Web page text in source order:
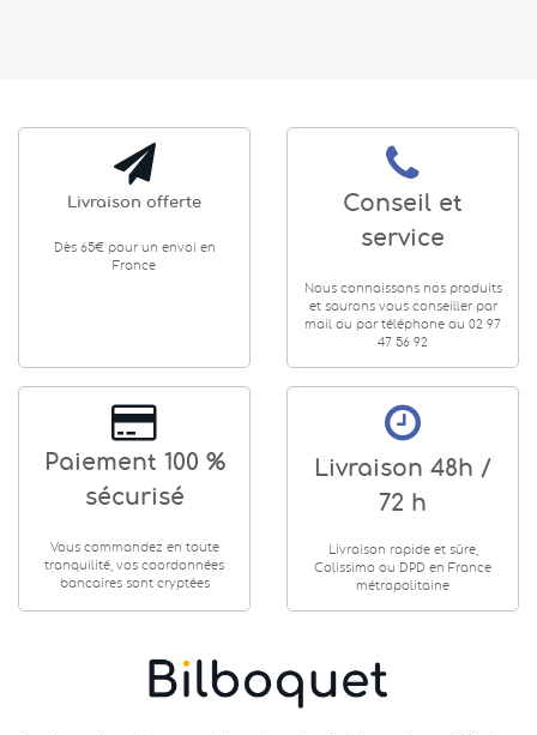
Livraison offerte
Dès 65€ pour un envoi en
France
Conseil et
service
Nous connaissons nos produits
et saurons vous conseiller par
mail ou par téléphone au 02 97
47 56 92
Paiement 100 %
sécurisé
Vous commandez en toute
tranquilité, vos coordonnées
bancaires sont cryptées
Livraison 48h /
72 h
Livraison rapide et sûre,
Colissimo ou DPD en France
métropolitaine